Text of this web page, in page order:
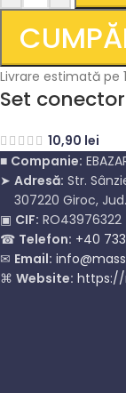
Livrare estimată pe
Set
10,90 lei
■ Companie:
➤ Adresă: Str.
307220 Giroc,
▣ CIF: RO43976322
☎ Telefon: +40
✉ Email:
⌘ Website: https://